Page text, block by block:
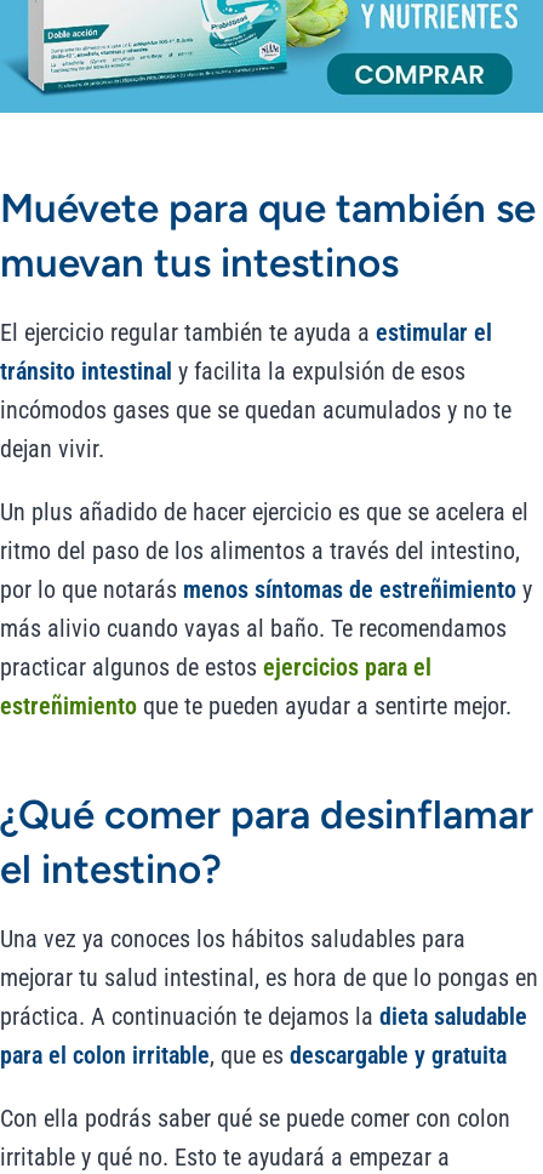
Muévete para que también se
muevan tus intestinos
El ejercicio regular también te ayuda a estimular el
tránsito intestinal y facilita la expulsión de esos
incómodos gases que se quedan acumulados y no te
dejan vivir.
Un plus añadido de hacer ejercicio es que se acelera el
ritmo del paso de los alimentos a través del intestino,
por lo que notarás menos síntomas de estreñimiento y
más alivio cuando vayas al baño. Te recomendamos
practicar algunos de estos ejercicios para el
estreñimiento que te pueden ayudar a sentirte mejor.
¿Qué comer para desinflamar
el intestino?
Una vez ya conoces los hábitos saludables para
mejorar tu salud intestinal, es hora de que lo pongas en
práctica. A continuación te dejamos la dieta saludable
para el colon irritable, que es descargable y gratuita
Con ella podrás saber qué se puede comer con colon
irritable y qué no. Esto te ayudará a empezar a